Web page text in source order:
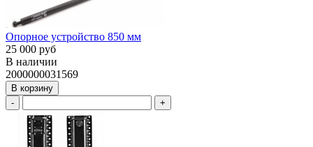
Опорное устройство 850 мм
25 000 руб
В наличии
2000000031569
В корзину
-
+